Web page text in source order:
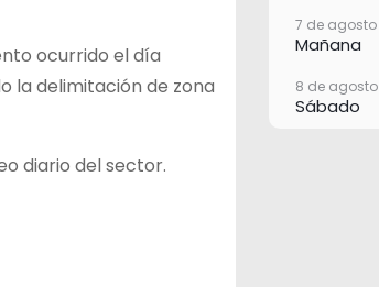
ocurrido el día
la delimitación de zona
diario del sector.
7 de agosto
Mañana
8 de agosto
Sábado